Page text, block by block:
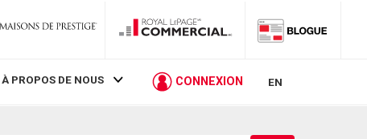
À PROPOS DE NOUS CONNEXION EN